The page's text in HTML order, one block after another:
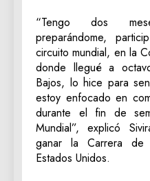
“Tengo dos
preparándome,
circuito mundial, en la
donde llegué a
Bajos, lo hice para
estoy enfocado en
durante el fin de
Mundial”, explicó
ganar la Carrera de
Estados Unidos.